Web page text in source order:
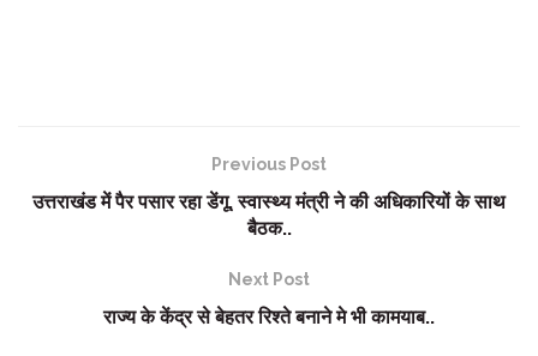
Previous Post
उत्तराखंड में पैर पसार रहा डेंगू, स्वास्थ्य मंत्री ने की अधिकारियों के साथ
बैठक..
Next Post
राज्य के केंद्र से बेहतर रिश्ते बनाने मे भी कामयाब..